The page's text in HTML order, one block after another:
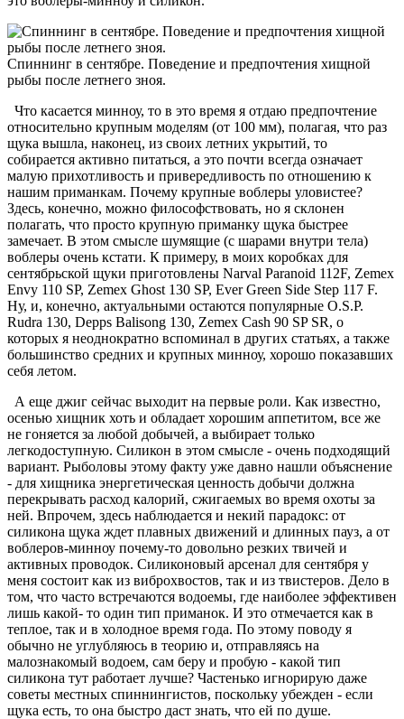
Спиннинг в сентябре. Поведение и предпочтения хищной
рыбы после летнего зноя.
Что касается минноу, то в это время я отдаю предпочтение
относительно крупным моделям (от 100 мм), полагая, что раз
щука вышла, наконец, из своих летних укрытий, то
собирается активно питаться, а это почти всегда означает
малую прихотливость и привередливость по отношению к
нашим приманкам. Почему крупные воблеры уловистее?
Здесь, конечно, можно философствовать, но я склонен
полагать, что просто крупную приманку щука быстрее
замечает. В этом смысле шумящие (с шарами внутри тела)
воблеры очень кстати. К примеру, в моих коробках для
сентябрьской щуки приготовлены Narval Paranoid 112F, Zemex
Envy 110 SP, Zemex Ghost 130 SP, Ever Green Side Step 117 F.
Ну, и, конечно, актуальными остаются популярные O.S.P.
Rudra 130, Depps Balisong 130, Zemex Cash 90 SP SR, о
которых я неоднократно вспоминал в других статьях, а также
большинство средних и крупных минноу, хорошо показавших
себя летом.
А еще джиг сейчас выходит на первые роли. Как известно,
осенью хищник хоть и обладает хорошим аппетитом, все же
не гоняется за любой добычей, а выбирает только
легкодоступную. Силикон в этом смысле - очень подходящий
вариант. Рыболовы этому факту уже давно нашли объяснение
- для хищника энергетическая ценность добычи должна
перекрывать расход калорий, сжигаемых во время охоты за
ней. Впрочем, здесь наблюдается и некий парадокс: от
силикона щука ждет плавных движений и длинных пауз, а от
воблеров-минноу почему-то довольно резких твичей и
активных проводок. Силиконовый арсенал для сентября у
меня состоит как из виброхвостов, так и из твистеров. Дело в
том, что часто встречаются водоемы, где наиболее эффективен
лишь какой- то один тип приманок. И это отмечается как в
теплое, так и в холодное время года. По этому поводу я
обычно не углубляюсь в теорию и, отправляясь на
малознакомый водоем, сам беру и пробую - какой тип
силикона тут работает лучше? Частенько игнорирую даже
советы местных спиннингистов, поскольку убежден - если
щука есть, то она быстро даст знать, что ей по душе.